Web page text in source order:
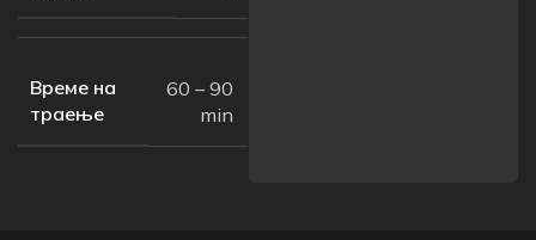
Време на
траење
60 – 90
min